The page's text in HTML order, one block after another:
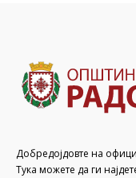
Добредојдовте на
Тука можете да ги